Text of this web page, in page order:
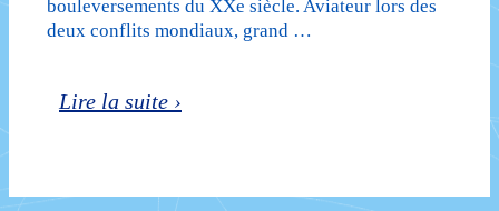
bouleversements du XXe siècle. Aviateur lors des
deux conflits mondiaux, grand …
Joseph
Lire la suite ›